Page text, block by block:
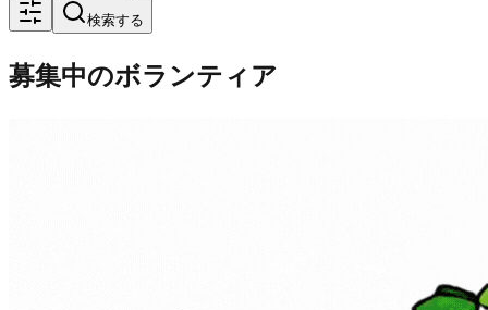
検索する
募集中のボランティア